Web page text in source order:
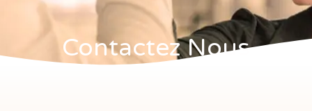
Contactez Nous